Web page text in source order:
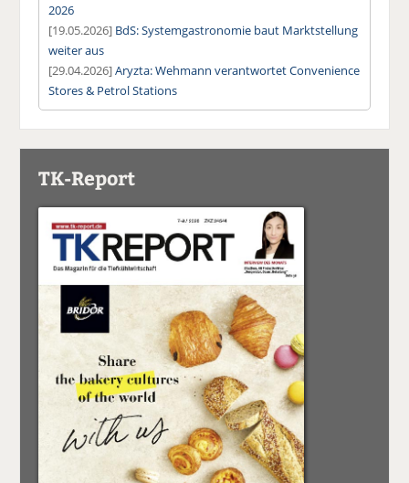
2026
[19.05.2026] BdS: Systemgastronomie baut Marktstellung
weiter aus
[29.04.2026]Aryzta: Wehmann verantwortet Convenience
Stores & Petrol Stations
TK-Report